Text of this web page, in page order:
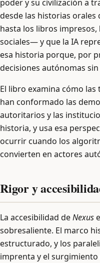
poder y su civilización a
desde las historias orales
hasta los libros
sociales— y que la IA
esa historia porque, por
decisiones autónomas
El libro examina cómo
han conformado las
autoritarios y las
historia, y usa esa
ocurrir cuando los
convierten en actores
Rigor y
La accesibilidad deNexus
sobresaliente. El marco
estructurado, y los
imprenta y el